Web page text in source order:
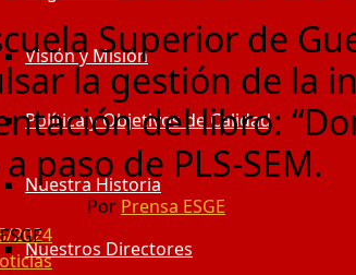
Visión y Misión
Política y Objetivos de Calidad
Nuestra Historia
Nuestros Directores
Superior de
la gestión de la
del libro:
paso de PLS-SEM.
Por Prensa ESGE
2024